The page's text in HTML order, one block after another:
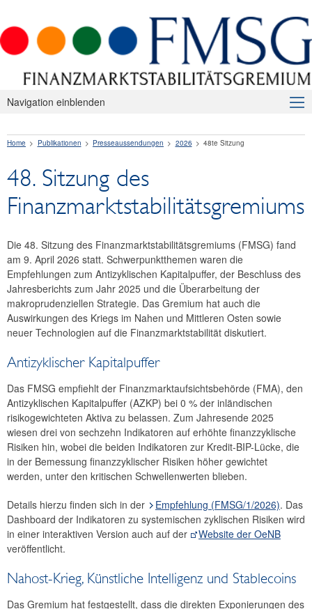
Navigation einblenden
Makroprudenzielle Aufsicht
Publikationen
Presseaussendungen
49. Sitzung
48te Sitzung
2025
2022
2021
2020
2018
2017
2016
Home Publikationen Presseaussendungen 2026 48te Sitzung
48. Sitzung des
Finanzmarktstabilitätsgremiums
Die 48. Sitzung des Finanzmarktstabilitätsgremiums (FMSG) fand
am 9. April 2026 statt. Schwerpunktthemen waren die
Empfehlungen zum Antizyklischen Kapitalpuffer, der Beschluss des
Jahresberichts zum Jahr 2025 und die Überarbeitung der
makroprudenziellen Strategie. Das Gremium hat auch die
Auswirkungen des Kriegs im Nahen und Mittleren Osten sowie
neuer Technologien auf die Finanzmarktstabilität diskutiert.
Antizyklischer Kapitalpuffer
Das FMSG empfiehlt der Finanzmarktaufsichtsbehörde (FMA), den
Antizyklischen Kapitalpuffer (AZKP) bei 0 % der inländischen
risikogewichteten Aktiva zu belassen. Zum Jahresende 2025
wiesen drei von sechzehn Indikatoren auf erhöhte finanzzyklische
Risiken hin, wobei die beiden Indikatoren zur Kredit-BIP-Lücke, die
in der Bemessung finanzzyklischer Risiken höher gewichtet
werden, unter den kritischen Schwellenwerten blieben.
Details hierzu finden sich in der Empfehlung (FMSG/1/2026). Das
Dashboard der Indikatoren zu systemischen zyklischen Risiken wird
in einer interaktiven Version auch auf der
Website der OeNB
veröffentlicht.
Nahost-Krieg, Künstliche Intelligenz und Stablecoins
Das Gremium hat festgestellt, dass die direkten Exponierungen des